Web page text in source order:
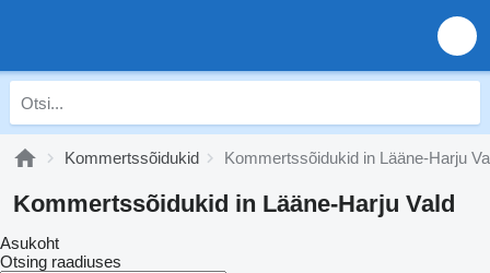
Kommertssõidukid Kommertssõidukid in Lääne-Harju
Kommertssõidukid in Lääne-Harju Vald
Asukoht
Otsing raadiuses